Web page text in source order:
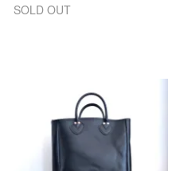
SOLD OUT